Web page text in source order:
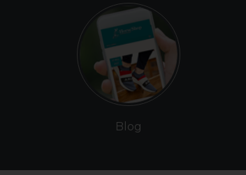
Blog